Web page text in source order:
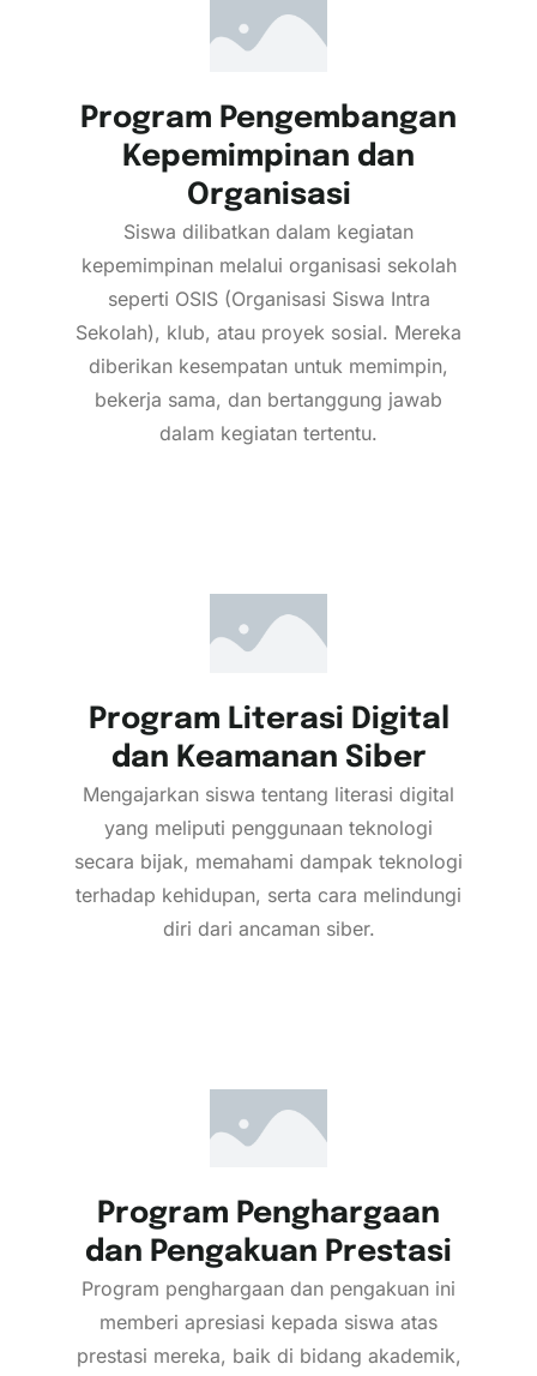
Program Pengembangan
Kepemimpinan dan
Organisasi
Siswa dilibatkan dalam kegiatan
kepemimpinan melalui organisasi sekolah
seperti OSIS (Organisasi Siswa Intra
Sekolah), klub, atau proyek sosial. Mereka
diberikan kesempatan untuk memimpin,
bekerja sama, dan bertanggung jawab
dalam kegiatan tertentu.
Program Literasi Digital
dan Keamanan Siber
Mengajarkan siswa tentang literasi digital
yang meliputi penggunaan teknologi
secara bijak, memahami dampak teknologi
terhadap kehidupan, serta cara melindungi
diri dari ancaman siber.
Program Penghargaan
dan Pengakuan Prestasi
Program penghargaan dan pengakuan ini
memberi apresiasi kepada siswa atas
prestasi mereka, baik di bidang akademik,